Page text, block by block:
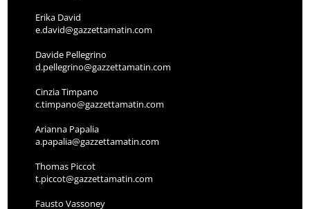
Erika David
e.david@gazzettamatin.com
Davide Pellegrino
d.pellegrino@gazzettamatin.com
Cinzia Timpano
c.timpano@gazzettamatin.com
Arianna Papalia
a.papalia@gazzettamatin.com
Thomas Piccot
t.piccot@gazzettamatin.com
Fausto Vassoney